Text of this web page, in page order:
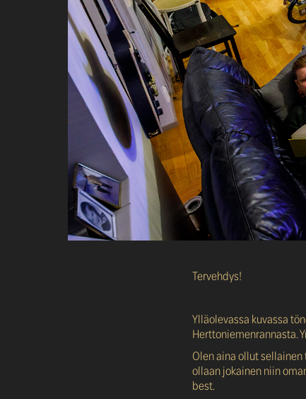
Tervehdys!
Ylläolevassa kuvassa
Herttoniemenrannasta.
Olen aina ollut
ollaan jokainen niin
best.